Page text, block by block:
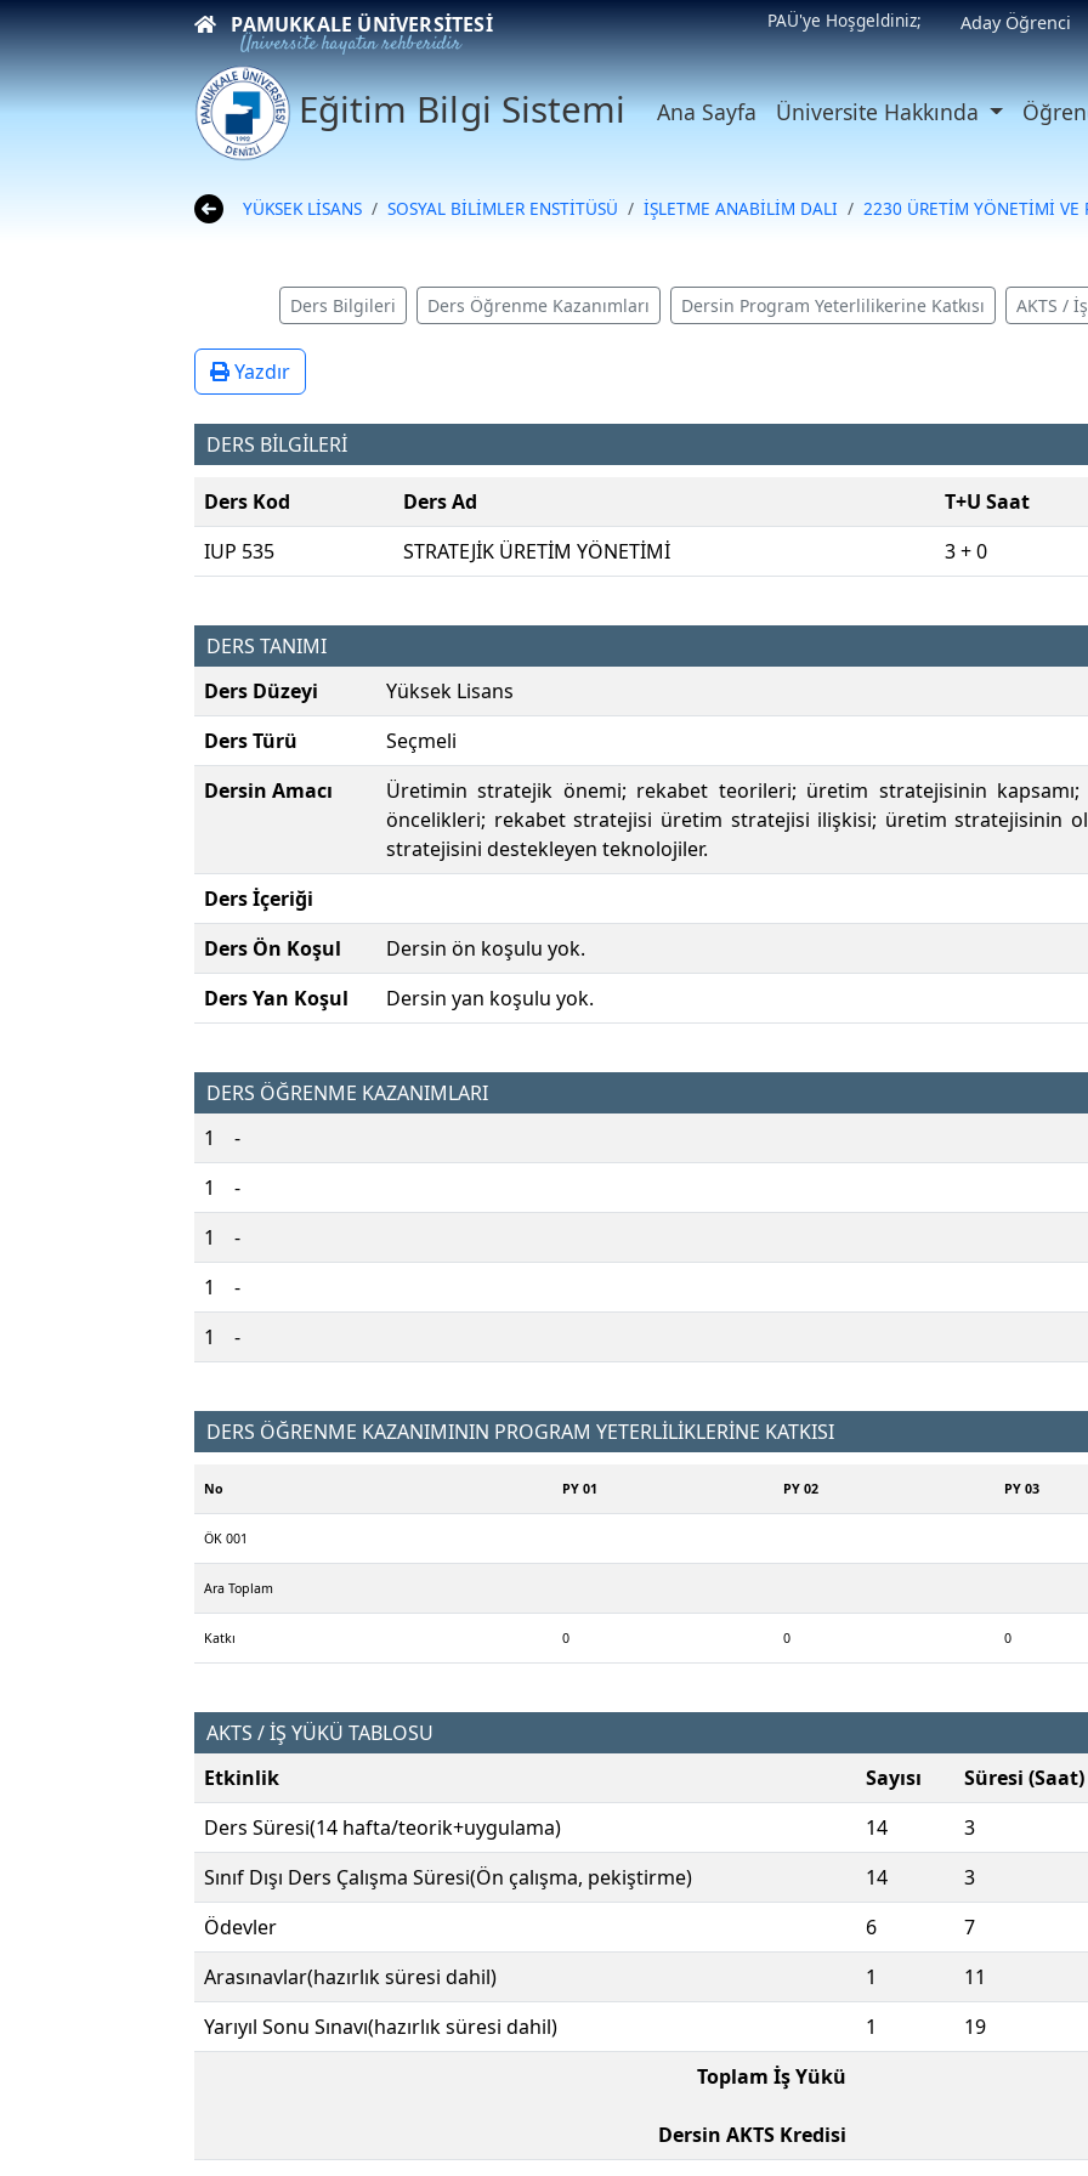
PAMUKKALE ÜNIVERSITESI
Üniversite hayatın rehberidir
PAÜ'ye Hoşgeldiniz; Aday Öğrenci
Eğitim Bilgi Sistemi Ana Sayfa Üniversite Hakkında
YÜKSEK LİSANS SOSYAL BİLİMLER ENSTİTÜSÜ İŞLETME ANABİLİM DALI 2230 ÜRETİM YÖNETİMİ VE
Ders Bilgileri Ders Öğrenme Kazanımları Dersin Program Yeterlilikerine Katkısı AKTS /
Yazdır
DERS BİLGİLERİ
Ders Kod Ders Ad T+U Saat
IUP 535
STRATEJİK ÜRETİM YÖNETİMİ 3 + 0
DERS TANIMI
Ders Düzeyi
Yüksek Lisans
Ders Türü
Seçmeli
Dersin Amacı
Üretimin stratejik önemi; rekabet teorileri; üretim stratejisinin
öncelikleri; rekabet stratejisi üretim stratejisi ilişkisi; üretim stratejisinin
stratejisini destekleyen teknolojiler.
Ders İçeriği
Ders Ön Koşul
Dersin ön koşulu yok.
Ders Yan Koşul
Dersin yan koşulu yok.
DERS ÖĞRENME KAZANIMLARI
1
-
1
-
1
-
1
-
1
-
DERS ÖĞRENME KAZANIMININ PROGRAM YETERLİLİKLERİNE KATKISI
No PY 01 PY 02 PY 03
ÖK 001
Ara Toplam
Katkı 0 0 0
AKTS / İŞ YÜKÜ TABLOSU
Etkinlik
Sayısı Süresi (Saat)
Ders Süresi(14 hafta/teorik+uygulama)
14 3
Sınıf Dışı Ders Çalışma Süresi(Ön çalışma, pekiştirme)
14 3
Ödevler
6 7
Arasınavlar(hazırlık süresi dahil)
1 11
Yarıyıl Sonu Sınavı(hazırlık süresi dahil)
1 19
Toplam İş Yükü
Dersin AKTS Kredisi